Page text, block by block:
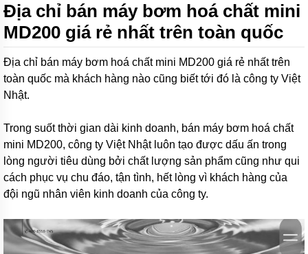
BƠM
LI
TÂM
BƠM
MÀNG
KHÍ
Bơm
khí
lỏng,
bơm
amoniac
Bơm
hóa
chất
Địa chỉ bán máy bơm hoá chất mini
MD200 giá rẻ nhất trên toàn quốc
Địa chỉ bán máy bơm hoá chất mini MD200 giá rẻ nhất trên
toàn quốc mà khách hàng nào cũng biết tới đó là công ty Việt
Nhật.
Trong suốt thời gian dài kinh doanh, bán máy bơm hoá chất
mini MD200, công ty Việt Nhật luôn tạo được dấu ấn trong
lòng người tiêu dùng bởi chất lượng sản phẩm cũng như qui
cách phục vụ chu đáo, tận tình, hết lòng vì khách hàng của
đội ngũ nhân viên kinh doanh của công ty.